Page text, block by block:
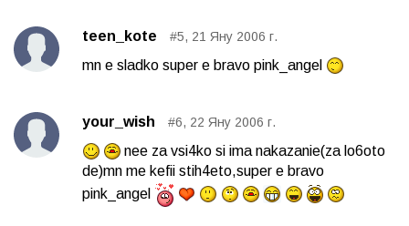
teen_kote #5, 21 Яну 2006 г.
mn e sladko super e bravo pink_angel
your_wish #6, 22 Яну 2006 г.
nee za vsi4ko si ima nakazanie(za lo6oto
de)mn me kefii stih4eto,super e bravo
pink_angel